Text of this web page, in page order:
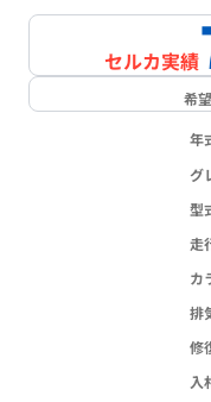
セルカ実績
希
年
グ
型
走
カ
排
修
入